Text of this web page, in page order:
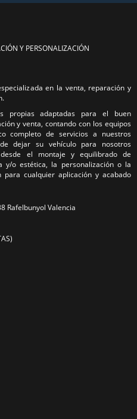
Y PERSONALIZACIÓN
en la venta, reparación y
propias adaptadas para el buen
y venta, contando con los equipos
completo de servicios a nuestros
dejar su vehículo para nosotros
el montaje y equilibrado de
y/o estética, la personalización o la
cualquier aplicación y acabado
Rafelbunyol Valencia